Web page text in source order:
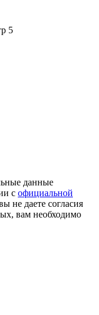
5
данные
с официальной
не даете согласия
вам необходимо